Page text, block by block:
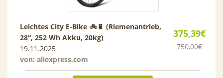
375,39€
750,00€
Leichtes City E-Bike 🚲🔋 (Riemenantrieb,
28“, 252 Wh Akku, 20kg)
19.11.2025
von: aliexpress.com